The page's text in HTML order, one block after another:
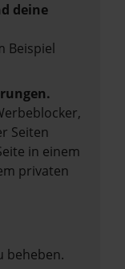
deine
Beispiel
Seiten
in einem
privaten
beheben.